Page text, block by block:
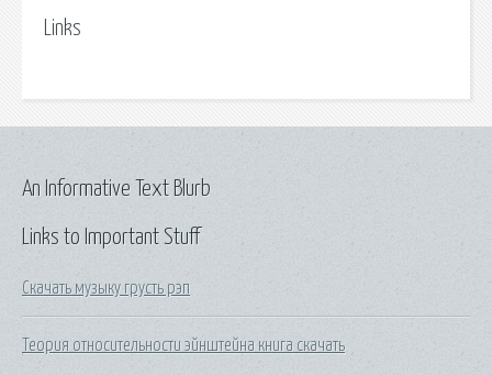
Links
Links to Important Stuff
Скачать музыку грусть рэп
Теория относительности эйнштейна книга скачать
An Informative Text Blurb